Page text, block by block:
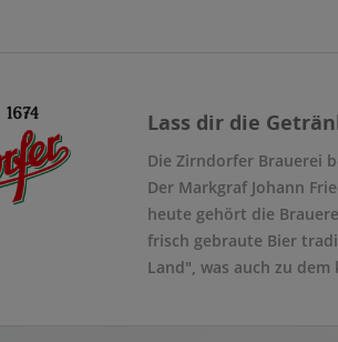
Lass dir die
Die Zirndorfer Brauerei
Der Markgraf Johann
heute gehört die
frisch gebraute Bier
Land", was auch zu